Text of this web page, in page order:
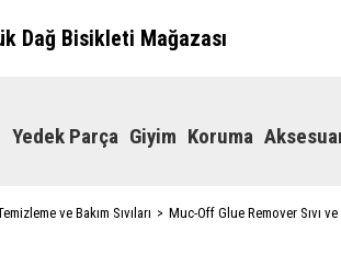
Dağ Bisikleti Mağazası
Yedek Parça Giyim Koruma
ve Bakım Sıvıları Muc-Off Glue Remover Sıvı